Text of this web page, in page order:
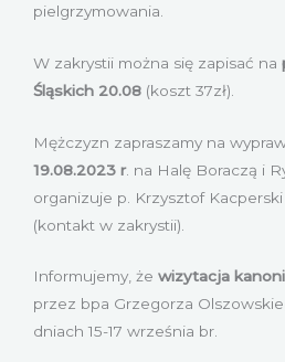
pielgrzymowania.
W zakrystii można się zapisać na
Śląskich 20.08 (koszt 37zł).
Mężczyzn zapraszamy na
19.08.2023 r. na Halę Boraczą i
organizuje p. Krzysztof
(kontakt w zakrystii).
Informujemy, że wizytacja
przez bpa Grzegorza
dniach 15-17 września br.